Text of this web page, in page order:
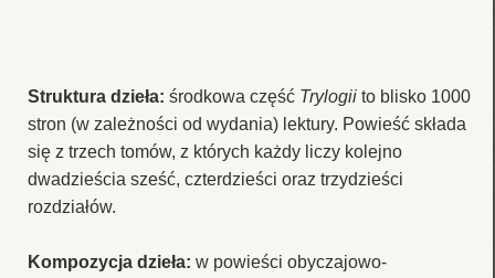
Struktura dzieła: środkowa część Trylogii to blisko 1000
stron (w zależności od wydania) lektury. Powieść składa
się z trzech tomów, z których każdy liczy kolejno
dwadzieścia sześć, czterdzieści oraz trzydzieści
rozdziałów.
Kompozycja dzieła: w powieści obyczajowo-